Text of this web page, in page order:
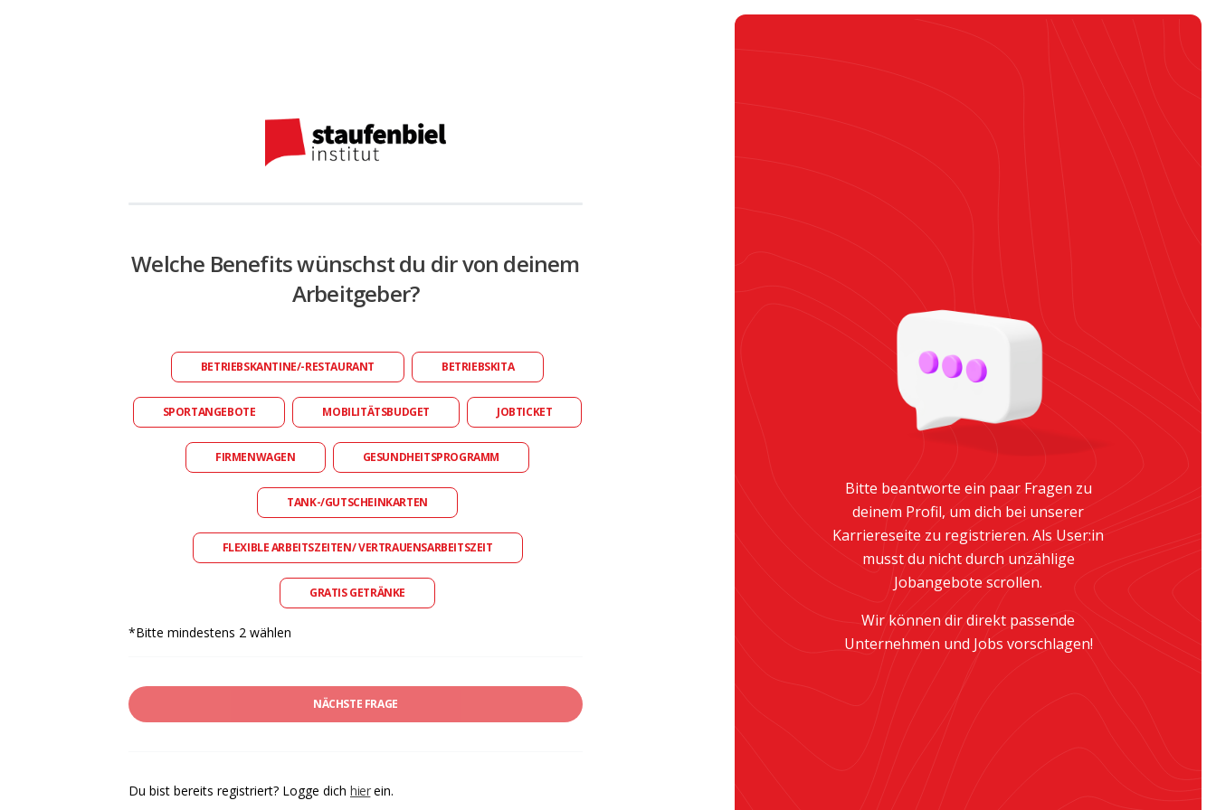
Welche Benefits wünschst du dir von deinem
Arbeitgeber?
BETRIEBSKANTINE/-RESTAURANT BETRIEBSKITA
SPORTANGEBOTE MOBILITÄTSBUDGET JOBTICKET
FIRMENWAGEN GESUNDHEITSPROGRAMM
TANK-/GUTSCHEINKARTEN
FLEXIBLE ARBEITSZEITEN/ VERTRAUENSARBEITSZEIT
GRATIS GETRÄNKE
*Bitte mindestens 2 wählen
NÄCHSTE FRAGE
Du bist bereits registriert? Logge dich hierein.
Bitte beantworte ein paar Fragen zu
deinem Profil, um dich bei unserer
Karriereseite zu registrieren. Als User:in
musst du nicht durch unzählige
Jobangebote scrollen.
Wir können dir direkt passende
Unternehmen und Jobs vorschlagen!